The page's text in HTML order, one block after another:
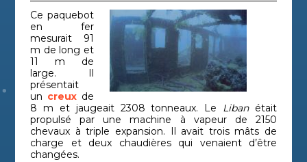
Ce paquebot
en fer
mesurait 91
m de long et
11 m de
large. Il
présentait
un creuxde
8 m et jaugeait 2308 tonneaux. Le Libanétait
propulsé par une machine à vapeur de 2150
chevaux à triple expansion. Il avait trois mâts de
charge et deux chaudières qui venaient d’être
changées.